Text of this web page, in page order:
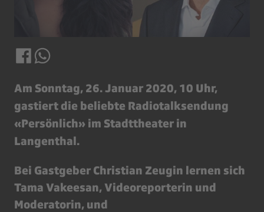
Am Sonntag, 26. Januar 2020, 10 Uhr,
gastiert die beliebte Radiotalksendung
«Persönlich» im Stadttheater in
Langenthal.
Bei Gastgeber Christian Zeugin lernen sich
Tama Vakeesan, Videoreporterin und
Moderatorin, und